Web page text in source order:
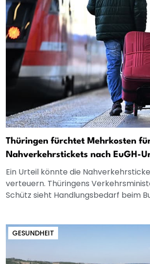
Thüringen fürchtet Mehrkosten
Nahverkehrstickets nach EuGH-
Ein Urteil könnte die
verteuern. Thüringens
Schütz sieht Handlungsbedarf beim
GESUNDHEIT